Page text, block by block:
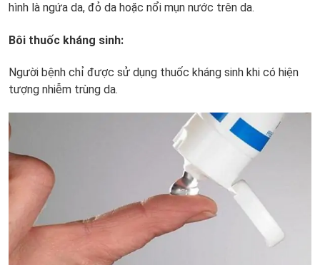
hình là ngứa da, đỏ da hoặc nổi mụn nước trên da.
Bôi thuốc kháng sinh:
Người bệnh chỉ được sử dụng thuốc kháng sinh khi có hiện
tượng nhiễm trùng da.